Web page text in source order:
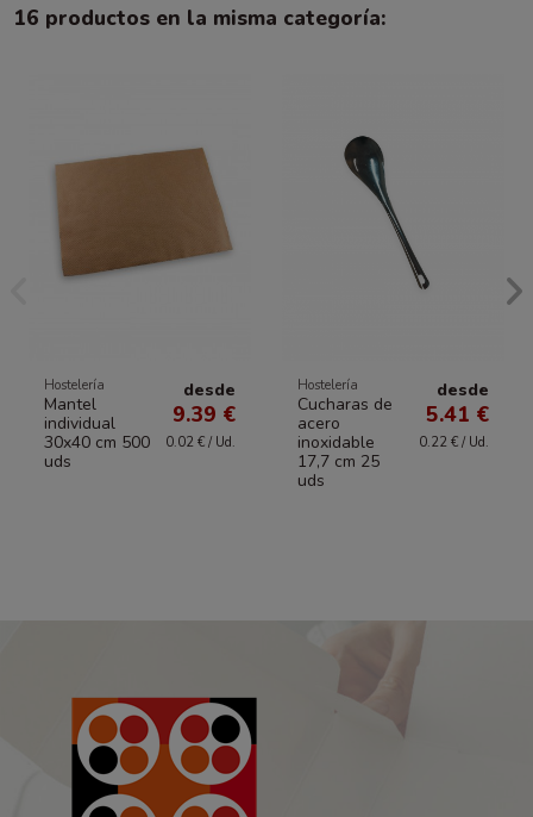
16 productos en la misma categoría:
Hostelería
Mantel
individual
30x40 cm 500
uds
desde
9.39 €
0.02 € / Ud.
Hostelería
Cucharas de
acero
inoxidable
17,7 cm 25
uds
desde
5.41 €
0.22 € / Ud.